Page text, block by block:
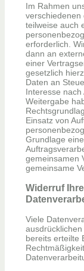
Im Rahmen
verschiedenen
teilweise auch
erforderlich.
dann an
einer
gesetzlich
Daten an
Interesse nach
Weitergabe
Einsatz von
Grundlage
gemeinsamen
gemeinsame
Widerruf
Viele
bereits erteilte